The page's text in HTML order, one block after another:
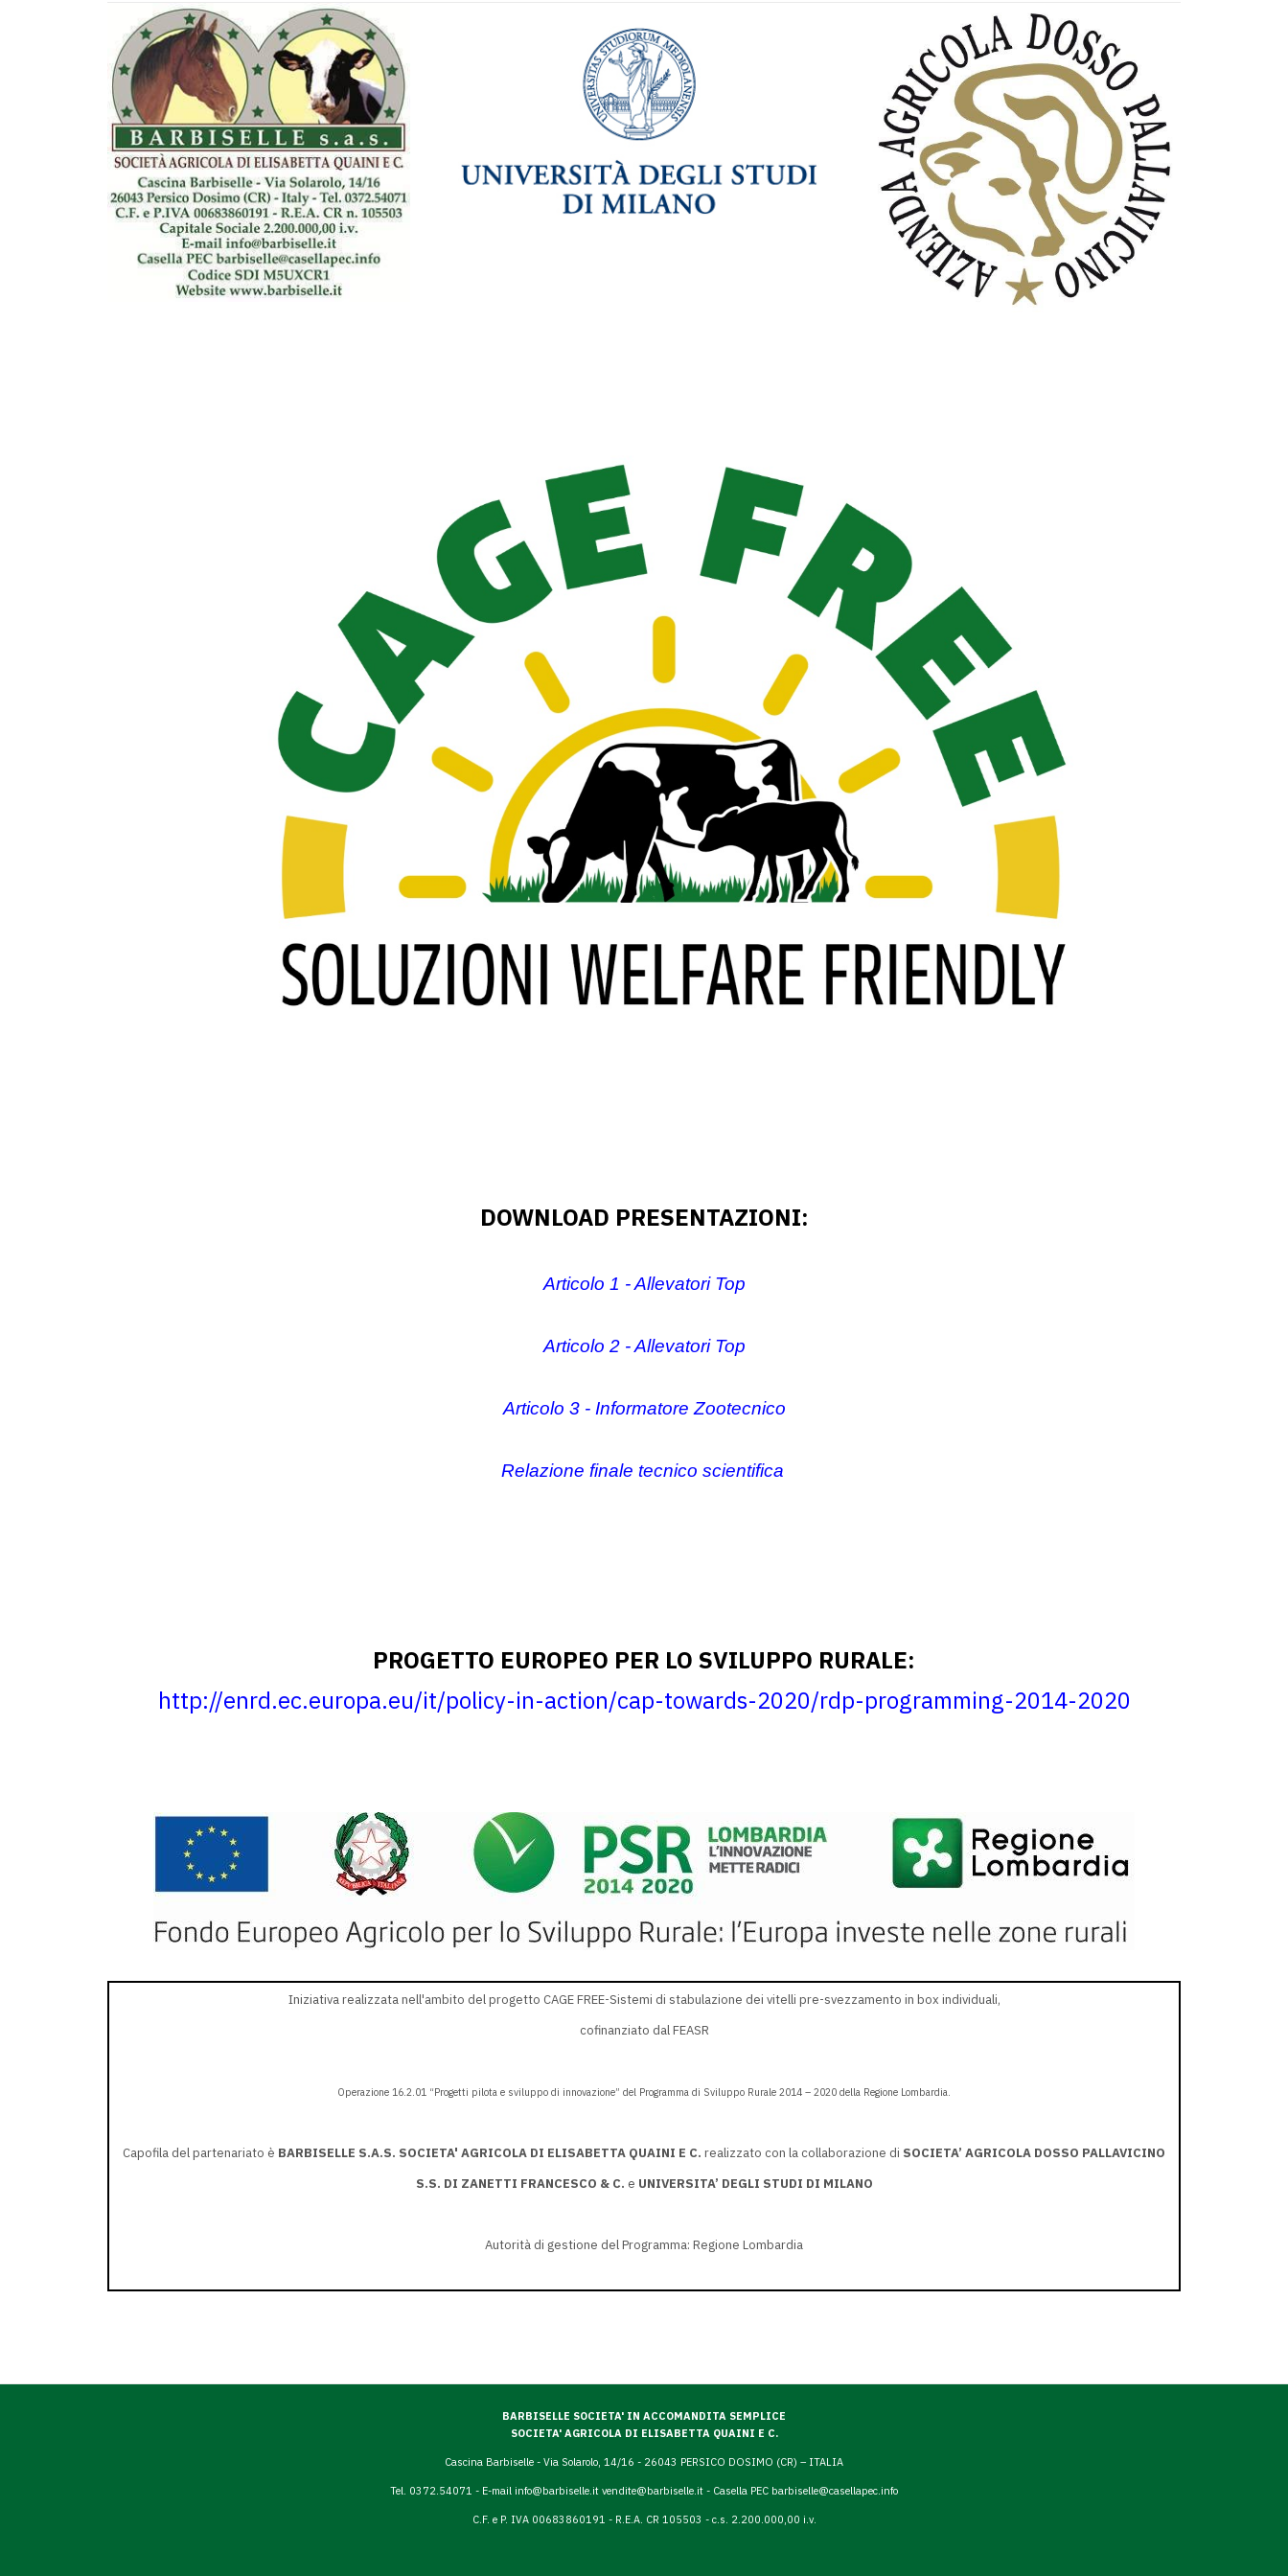
DOWNLOAD PRESENTAZIONI:
Articolo 1 - Allevatori Top
Articolo 2 - Allevatori Top
Articolo 3 - Informatore Zootecnico
Relazione finale tecnico scientifica
PROGETTO EUROPEO PER LO SVILUPPO RURALE:
http://enrd.ec.europa.eu/it/policy-in-action/cap-towards-2020/rdp-programming-2014-2020
Iniziativa realizzata nell'ambito del progetto CAGE FREE-Sistemi di stabulazione dei vitelli pre-svezzamento in box individuali,
cofinanziato dal FEASR
Operazione 16.2.01 “Progetti pilota e sviluppo di innovazione” del Programma di Sviluppo Rurale 2014 – 2020 della Regione Lombardia.
Capofila del partenariato è BARBISELLE S.A.S. SOCIETA' AGRICOLA DI ELISABETTA QUAINI E C. realizzato con la collaborazione di SOCIETA’ AGRICOLA DOSSO PALLAVICINO
S.S. DI ZANETTI FRANCESCO & C. e UNIVERSITA’ DEGLI STUDI DI MILANO
Autorità di gestione del Programma: Regione Lombardia
BARBISELLE SOCIETA' IN ACCOMANDITA SEMPLICE
SOCIETA' AGRICOLA DI ELISABETTA QUAINI E C.
Cascina Barbiselle - Via Solarolo, 14/16 - 26043 PERSICO DOSIMO (CR) – ITALIA
Tel. 0372.54071 - E-mail info@barbiselle.it vendite@barbiselle.it - Casella PEC barbiselle@casellapec.info
C.F. e P. IVA 00683860191 - R.E.A. CR 105503 - c.s. 2.200.000,00 i.v.